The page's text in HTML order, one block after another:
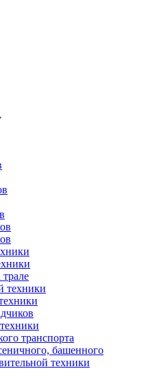
техники
транспорта
башенного
техники